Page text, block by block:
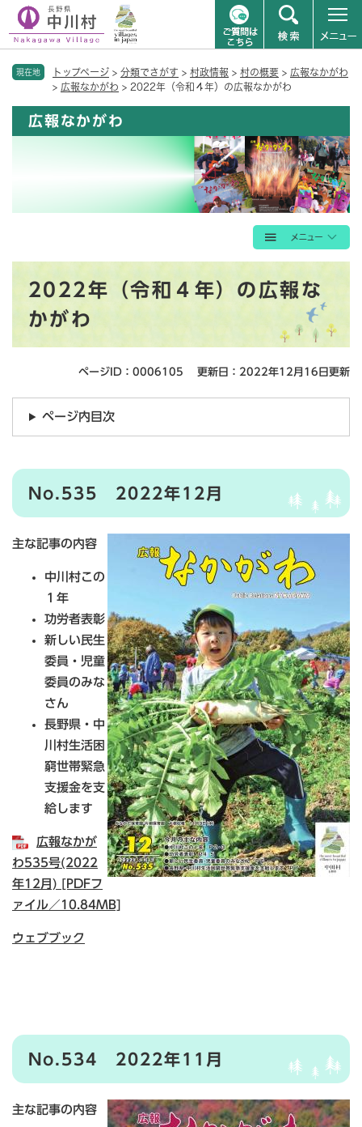
現在地 トップページ > 分類でさがす > 村政情報 > 村の概要 > 広報なかがわ
> 広報なかがわ > 2022年（令和４年）の広報なかがわ
広報なかがわ
2022年（令和４年）の広報な
かがわ
ページID：0006105 更新日：2022年12月16日更新
ページ内目次
No.535 2022年12月
主な記事の内容
中川村この
１年
功労者表彰
新しい民生
委員・児童
委員のみな
さん
長野県・中
川村生活困
窮世帯緊急
支援金を支
給します
広報なかが
わ535号(2022
年12月) [PDFフ
ァイル／10.84MB]
ウェブブック
No.534 2022年11月
主な記事の内容